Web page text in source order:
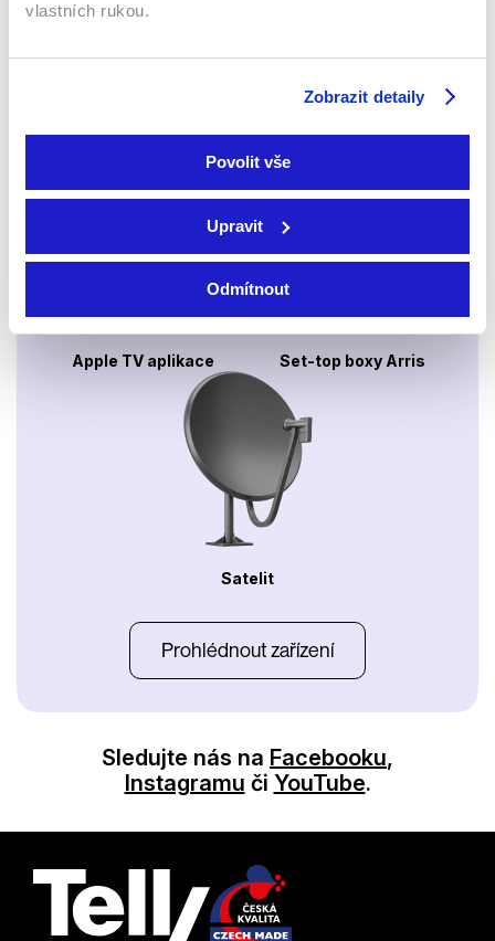
vlastních rukou.
Zobrazit detaily
Povolit vše
Upravit
Odmítnout
Xbox app
Apple TV aplikace Set-top boxy Arris
Satelit
Prohlédnout zařízení
Sledujte nás na Facebooku,
Instagramu či YouTube.